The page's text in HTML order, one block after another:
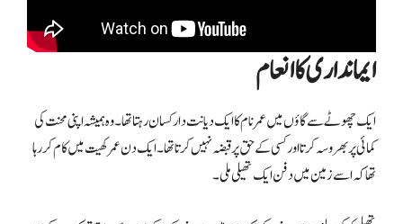
ایمانداری کا انعام
ایک چھوٹے سے گاؤں میں عمر نام کا ایک دیانت دار کسان رہتا تھا۔ وہ ہمیشہ اپنی محنت کی
کمائی پر بھروسہ کرتا اور کسی کے حق پر قبضہ نہیں کرتا تھا۔ ایک دن عمر کھیت میں کام کر رہا
تھا کہ اسے زمین میں دفن ایک تھیلی ملی۔